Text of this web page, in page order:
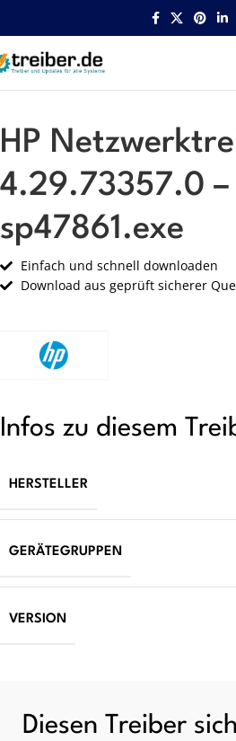
Startseite HP Netzwerk
HP
4.29.73357.0 –
sp47861.exe
Einfach und schnell downloaden
Download aus geprüft sicherer
Infos zu diesem
HERSTELLER
GERÄTEGRUPPEN
VERSION
Diesen Treiber